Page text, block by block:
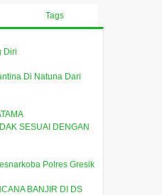
Tags
Diri
Di Natuna Dari
SESUAI DENGAN
Polres Gresik
BANJIR DI DS